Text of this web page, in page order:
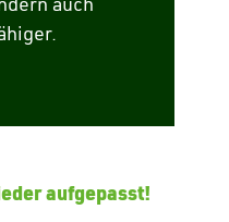
aufgepasst!